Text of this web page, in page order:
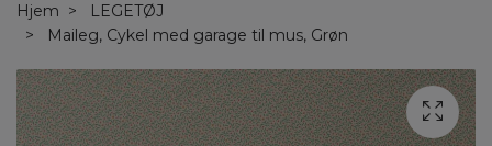
Hjem
LEGETØJ
Maileg, Cykel med garage til mus, Grøn